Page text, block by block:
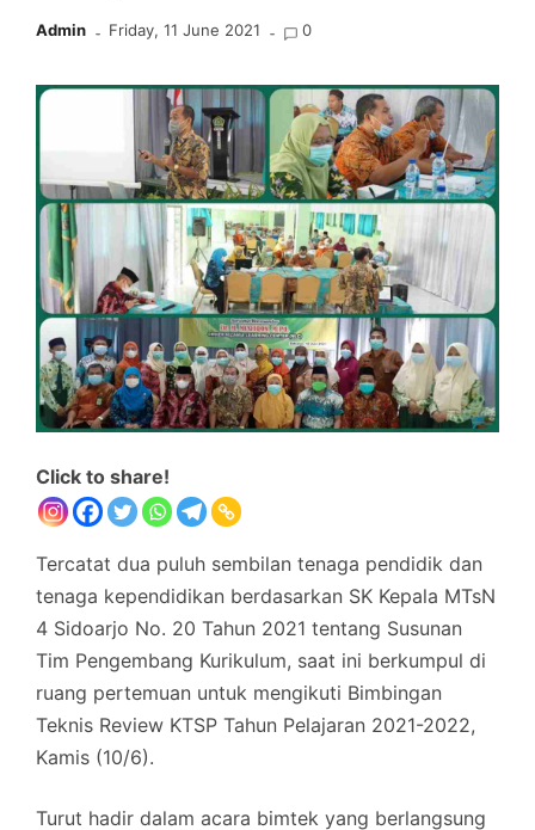
Admin Friday, 11 June 2021 0
Click to share!
Tercatat dua puluh sembilan tenaga pendidik dan
tenaga kependidikan berdasarkan SK Kepala MTsN
4 Sidoarjo No. 20 Tahun 2021 tentang Susunan
Tim Pengembang Kurikulum, saat ini berkumpul di
ruang pertemuan untuk mengikuti Bimbingan
Teknis Review KTSP Tahun Pelajaran 2021-2022,
Kamis (10/6).
Turut hadir dalam acara bimtek yang berlangsung